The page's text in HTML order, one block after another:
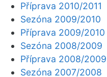
Příprava 2010/2011
Sezóna 2009/2010
Příprava 2009/2010
Sezóna 2008/2009
Příprava 2008/2009
Sezóna 2007/2008